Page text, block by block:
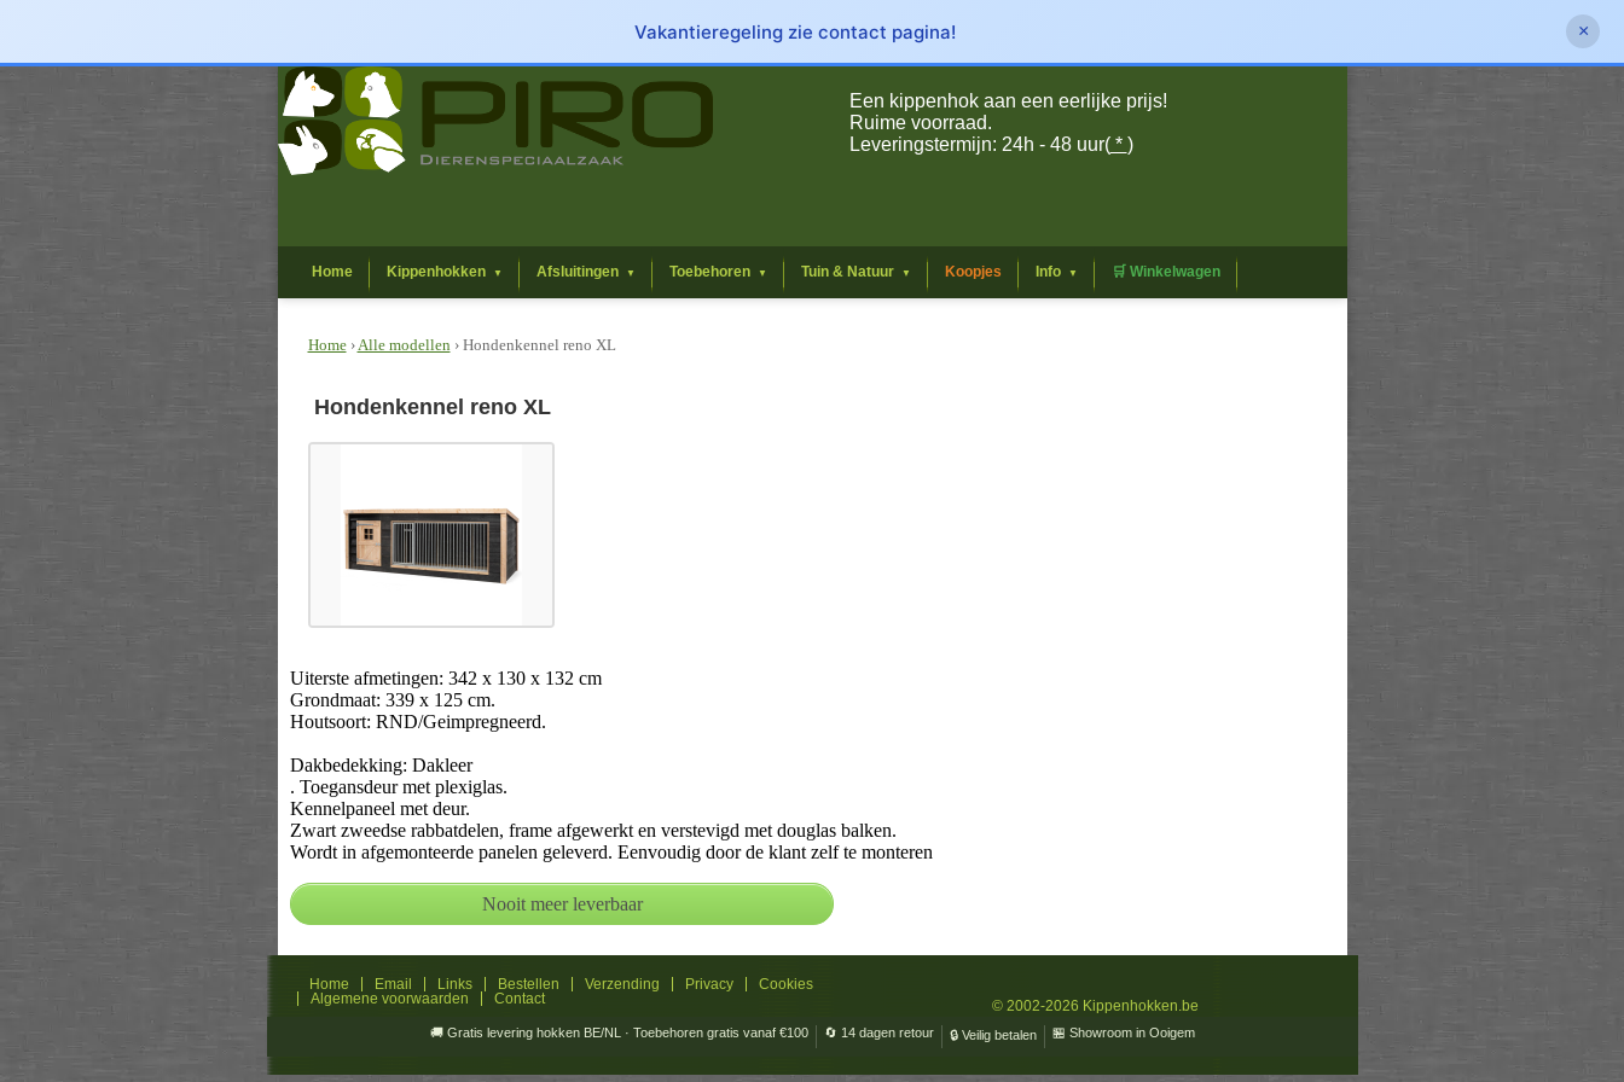
Vakantieregeling zie contact pagina! ×
Een kippenhok aan een eerlijke prijs!
Ruime voorraad.
Leveringstermijn: 24h - 48 uur(* )
Home Kippenhokken ▼ Afsluitingen ▼ Toebehoren ▼ Tuin & Natuur ▼ Koopjes Info ▼ 🛒 Winkelwagen
Home›Alle modellen› Hondenkennel reno XL
Hondenkennel reno XL
Uiterste afmetingen: 342 x 130 x 132 cm
Grondmaat: 339 x 125 cm.
Houtsoort: RND/Geimpregneerd.
Dakbedekking: Dakleer
. Toegansdeur met plexiglas.
Kennelpaneel met deur.
Zwart zweedse rabbatdelen, frame afgewerkt en verstevigd met douglas balken.
Wordt in afgemonteerde panelen geleverd. Eenvoudig door de klant zelf te monteren
Home Email Links Bestellen Verzending Privacy
Cookies
Algemene voorwaarden
Contact © 2002-2026 Kippenhokken.be
🚚 Gratis levering hokken BE/NL · Toebehoren gratis vanaf €100 🔄 14 dagen retour 🔒 Veilig betalen 🏪 Showroom in Ooigem